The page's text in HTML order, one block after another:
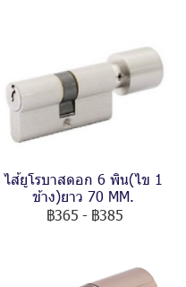
ไส้ยูโรบาสดอก 6 พิน(ไข 1
ข้าง)ยาว 70 MM.
฿365 - ฿385